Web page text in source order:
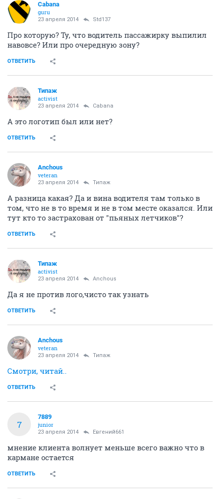
Cabana
guru
23 апреля 2014 Std137
Про которую? Ту, что водитель пассажирку выпилил
навовсе? Или про очередную зону?
ОТВЕТИТЬ
Типаж
activist
23 апреля 2014 Cabana
А это логотип был или нет?
ОТВЕТИТЬ
Аnchous
veteran
23 апреля 2014 Типаж
А разница какая? Да и вина водителя там только в
том, что не в то время и не в том месте оказался. Или
тут кто то застрахован от "пьяных летчиков"?
ОТВЕТИТЬ
Типаж
activist
23 апреля 2014 Аnchous
Да я не против лого,чисто так узнать
ОТВЕТИТЬ
Аnchous
veteran
23 апреля 2014 Типаж
Смотри, читай..
ОТВЕТИТЬ
7
7889
junior
23 апреля 2014 Евгений661
мнение клиента волнует меньше всего важно что в
кармане остается
ОТВЕТИТЬ